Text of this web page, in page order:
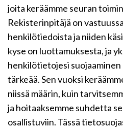
joita keräämme seuran
Rekisterinpitäjä on
henkilötiedoista ja niiden
kyse on luottamuksesta, ja
henkilötietojesi
tärkeää. Sen vuoksi
niissä määrin, kuin
ja hoitaaksemme suhdetta
osallistuviin. Tässä